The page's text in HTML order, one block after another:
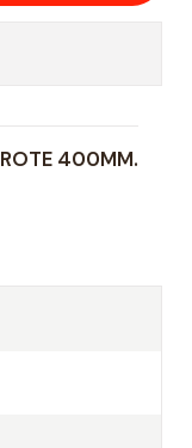
400MM.